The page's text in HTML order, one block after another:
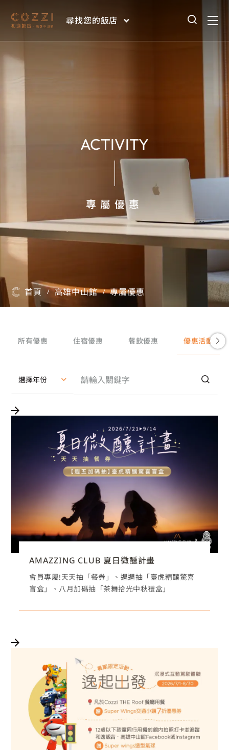
尋找您的飯店
ACTIVITY
專屬優惠
首頁 / 高雄中山館 / 專屬優惠
所有優惠 住宿優惠 餐飲優惠 優惠活動
選擇年份
AMAZZING CLUB 夏日微醺計畫
會員專屬!天天抽「餐券」、週週抽「臺虎精釀驚喜
盲盒」、八月加碼抽「茶舞拾光中秋禮盒」